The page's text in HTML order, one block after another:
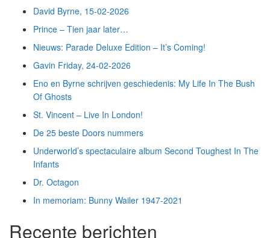
David Byrne, 15-02-2026
Prince – Tien jaar later…
Nieuws: Parade Deluxe Edition – It’s Coming!
Gavin Friday, 24-02-2026
Eno en Byrne schrijven geschiedenis: My Life In The Bush
Of Ghosts
St. Vincent – Live In London!
De 25 beste Doors nummers
Underworld’s spectaculaire album Second Toughest In The
Infants
Dr. Octagon
In memoriam: Bunny Wailer 1947-2021
Recente berichten